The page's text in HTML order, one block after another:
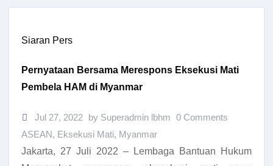
Siaran Pers
Pernyataan Bersama Merespons Eksekusi Mati
Pembela HAM di Myanmar
Jul 27, 2022 by Superadmin lbhm 0 Comments
ASEAN, Eksekusi Mati, Myanmar
Jakarta, 27 Juli 2022 – Lembaga Bantuan Hukum